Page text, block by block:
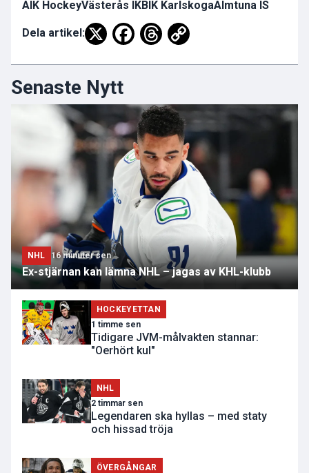
AIK HockeyVästerås IKBIK KarlskogaAlmtuna IS
Dela artikel:
Senaste Nytt
NHL 16 minuter sen
Ex-stjärnan kan lämna NHL – jagas av KHL-klubb
HOCKEYETTAN
1 timme sen
Tidigare JVM-målvakten stannar:
"Oerhört kul"
NHL
2 timmar sen
Legendaren ska hyllas – med staty
och hissad tröja
ÖVERGÅNGAR